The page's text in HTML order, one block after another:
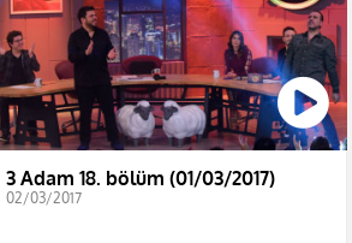
3 Adam 18. bölüm (01/03/2017)
02/03/2017